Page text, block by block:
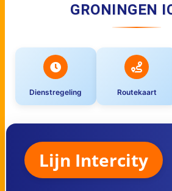
GRONINGEN
Dienstregeling Routekaart
Lijn Intercity